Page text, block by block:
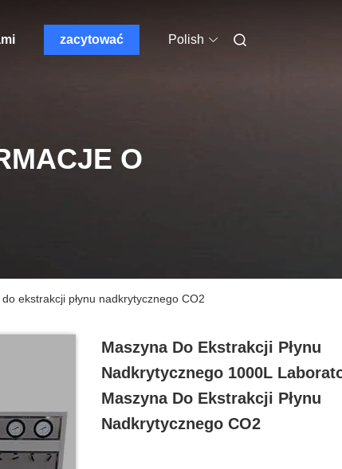
zacytować Polish
O
ekstrakcji płynu nadkrytycznego CO2
Maszyna Do Ekstrakcji Płynu
Nadkrytycznego 1000L
Maszyna Do Ekstrakcji Płynu
Nadkrytycznego CO2